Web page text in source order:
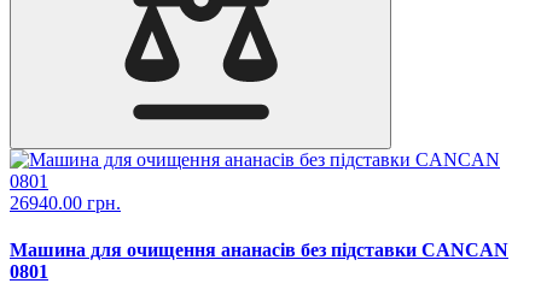
26940.00 грн.
Машина для очищення ананасів без підставки CANCAN
0801